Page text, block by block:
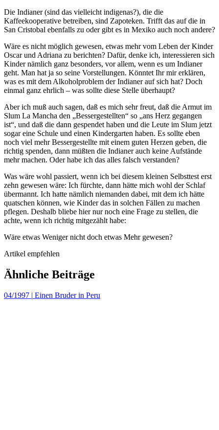
Die Indianer (sind das vielleicht indigenas?), die die
Kaffeekooperative betreiben, sind Zapoteken. Trifft das auf die in
San Cristobal ebenfalls zu oder gibt es in Mexiko auch noch andere?
Wäre es nicht möglich gewesen, etwas mehr vom Leben der Kinder
Oscar und Adriana zu berichten? Dafür, denke ich, interessieren sich
Kinder nämlich ganz besonders, vor allem, wenn es um Indianer
geht. Man hat ja so seine Vorstellungen. Könntet Ihr mir erklären,
was es mit dem Alkoholproblem der Indianer auf sich hat? Doch
einmal ganz ehrlich – was sollte diese Stelle überhaupt?
Aber ich muß auch sagen, daß es mich sehr freut, daß die Armut im
Slum La Mancha den „Bessergestellten“ so „ans Herz gegangen
ist“, und daß die dann gespendet haben und die Leute im Slum jetzt
sogar eine Schule und einen Kindergarten haben. Es sollte eben
noch viel mehr Bessergestellte mit einem guten Herzen geben, die
richtig spenden, dann müßten die Indianer auch keine Aufstände
mehr machen. Oder habe ich das alles falsch verstanden?
Was wäre wohl passiert, wenn ich bei diesem kleinen Selbsttest erst
zehn gewesen wäre: Ich fürchte, dann hätte mich wohl der Schlaf
übermannt. Ich hatte nämlich niemanden dabei, mit dem ich hätte
quatschen können, wie Kinder das in solchen Fällen zu machen
pflegen. Deshalb bliebe hier nur noch eine Frage zu stellen, die
achte, wenn ich richtig mitgezählt habe:
Wäre etwas Weniger nicht doch etwas Mehr gewesen?
Artikel empfehlen
Ähnliche Beiträge
04/1997 | Einen Bruder in Peru